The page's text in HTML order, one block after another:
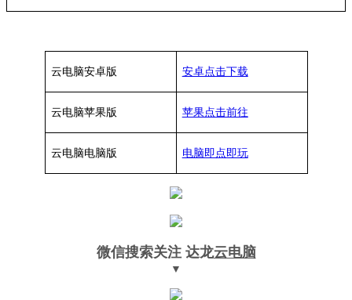
云电脑安卓版 安卓点击下载
云电脑苹果版 苹果点击前往
云电脑电脑版 电脑即点即玩
微信搜索关注 达龙云电脑
▼